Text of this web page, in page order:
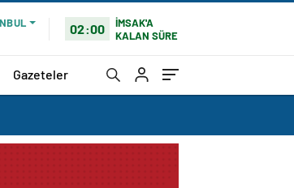
02:00
İMSAK'A
KALAN SÜRE
Gazeteler